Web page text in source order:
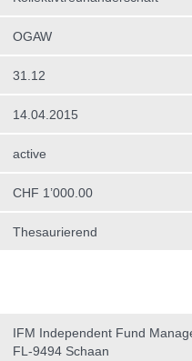
OGAW
31.12
14.04.2015
active
CHF 1’000.00
Thesaurierend
IFM Independent Fund
FL-9494 Schaan